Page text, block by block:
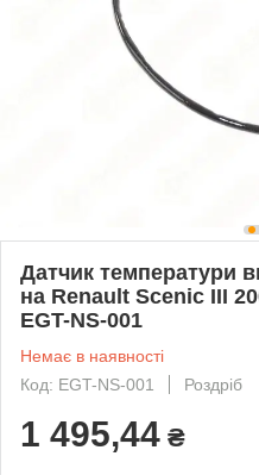
Датчик температури
на Renault Scenic III
EGT-NS-001
Немає в наявності
Код: EGT-NS-001
Роздріб
1 495,44 ₴